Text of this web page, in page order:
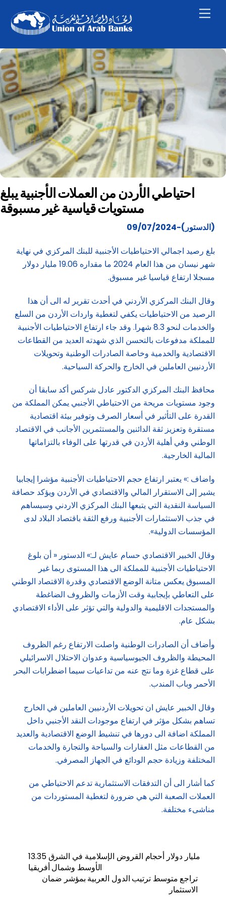
content
احتياطي الأردن من العملات الأجنبية يبلغ
مستويات قياسية غير مسبوقة
(الدستور)-09/07/2024
بلغ رصيد اجمالي الاحتياطيات الأجنبية للبنك المركزي في نهاية
شهر نيسان من هذا العام 2024 ما مقداره 19.06 مليار دولار
مسجلا ارتفاع قياسيا غير مسبوق.
وقال البنك المركزي الأردني في أحدث تقرير له الى أن هذا
الرصيد من الاحتياطيات يكفي لتغطية واردات الأردن من السلع
والخدمات لنحو 8.3 شهرا. وقد جاء ارتفاع الاحتياطيات الأجنبية
للمملكة مدفوعات بالتحسن الذي شهدته العديد من القطاعات
الاقتصادية والخدمية وخاصة الصادرات الوطنية وتحويلات
الأردنيين العاملين في الخارج والحركة السياحية.
محافظ البنك المركزي الدكتور عادل شركس أكد سابقا أن
وجود مستويات مريحة من الاحتياطي الأجنبي يمكن المملكة من
القدرة على التأثير في أسعار الصرف وتوفير بيئة اقتصادية
مستقرة وتعزيز ثقة الدائنين والمستثمرين الأجانب في الاقتصاد
الوطني وفي أهلية الأردن في قدرتها على الوفاء بالتزاماتها
المالية الخارجية.
واضاف :» يعتبر ارتفاع حجم الاحتياطيات الأجنبية مؤشرا إيجابيا
يشير إلى الاستقرار المالي والاقتصادي في الأردن ويؤكد حصافة
السياسة النقدية التي يتبعها البنك المركزي الاردني وسيساهم
في جذب الاستثمارات الأجنبية ورفع الثقة باقتصاد البلاد لدى
المؤسسات الدولية».
وقال الخبير الاقتصادي حسام عايش لـ:» الدستور « أن بلوغ
الاحتياطيات الأجنبية للمملكة الى هذا المستوى ربما غير
المسبوق يعكس متانة الوضع الاقتصادي وقدرة الاقتصاد الوطني
على التعاطي بإيجابية وقت الأزمات والظروف الضاغطة
والمستجدات الاقليمية والدولية والتي تؤثر على الأداء الاقتصادي
بشكل عام.
وأضاف أن الصادرات الوطنية واصلت الارتفاع رغم الظروف
المحيطة والظروف الجيوسياسية وعدوان الاحتلال الاسرائيلي
على قطاع غزة وما نتج عنه من تداعيات سيما اضطرابات البحر
الأحمر وباب المندب.
وقال الخبير عايش ان تحويلات الأردنيين العاملين في الخارج
تساهم بشكل مؤثر في ارتفاع موجودات النقد الأجنبي داخل
المملكة اضافة الى دورها في تنشيط الوضع الاقتصادية والعديد
من القطاعات مثل العقارات والسياحة والتجارة والخدمات
المختلفة وزيادة حجم الودائع في الجهاز المصرفي.
كما أشار الى أن التدفقات الاستثمارية تدعم الاحتياطي من
العملات الصعبة التي هي ضرورة لتغطية المستوردات من
مناشىء مختلفة.
13.35 مليار دولار أحجام القروض الإسلامية في الشرق
الأوسط وشمال أفريقيا
تراجع متوسط ترتيب الدول العربية بمؤشر ضمان
الاستثمار